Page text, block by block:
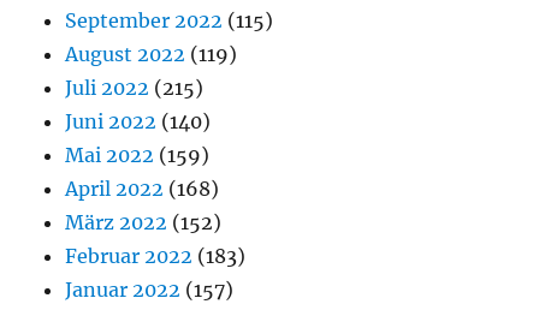
September 2022 (115)
August 2022 (119)
Juli 2022 (215)
Juni 2022 (140)
Mai 2022 (159)
April 2022 (168)
März 2022 (152)
Februar 2022 (183)
Januar 2022 (157)